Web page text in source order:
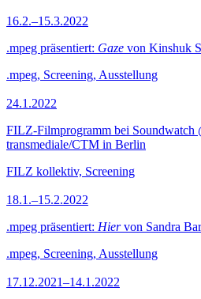
16.2.–15.3.2022
.mpeg präsentiert: Gaze von Kinshuk
.mpeg, Screening, Ausstellung
24.1.2022
FILZ-Filmprogramm bei Soundwatch
transmediale/CTM in Berlin
FILZ kollektiv, Screening
18.1.–15.2.2022
.mpeg präsentiert: Hiervon Sandra
.mpeg, Screening, Ausstellung
17.12.2021–14.1.2022